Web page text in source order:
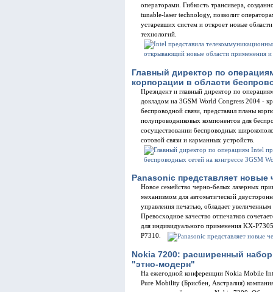
операторами. Гибкость трансивера,
tunable-laser technology, позволит
устаревших систем и откроет новые
технологий.
Главный директор по
корпорации в области
Президент и главный директор по
докладом на 3GSM World Congress 2004 -
беспроводной связи, представил планы
полупроводниковых компонентов для
сосуществовании беспроводных
сотовой связи и карманных устройств.
Panasonic представляет
Новое семейство черно-белых лазерных
механизмом для автоматической
управления печатью, обладает
Превосходное качество отпечатков
для индивидуального применения KX-
P7310.
Nokia 7200: расширенный
"этно-модерн"
На ежегодной конференции Nokia Mobile
Pure Mobility (Брисбен, Австралия)